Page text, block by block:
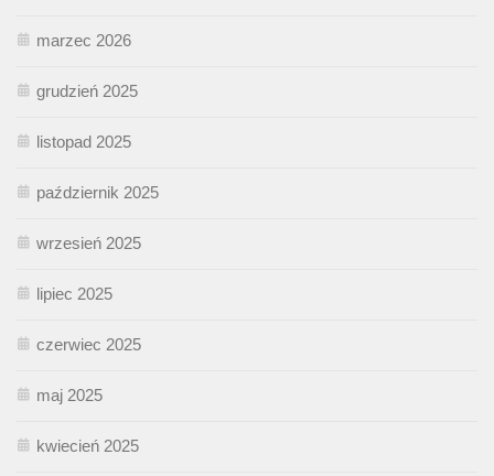
marzec 2026
grudzień 2025
listopad 2025
październik 2025
wrzesień 2025
lipiec 2025
czerwiec 2025
maj 2025
kwiecień 2025